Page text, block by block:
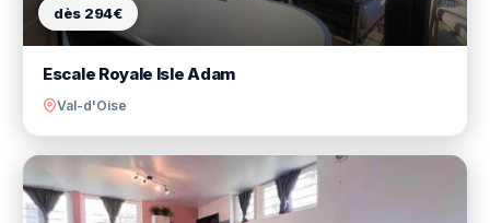
dès 294€
Escale Royale Isle Adam
Val-d'Oise